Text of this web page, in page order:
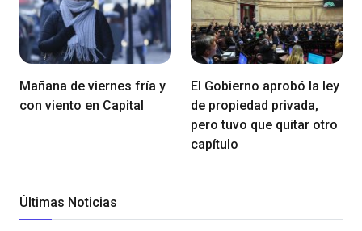
Mañana de viernes fría y
con viento en Capital
El Gobierno aprobó la ley
de propiedad privada,
pero tuvo que quitar otro
capítulo
Últimas Noticias